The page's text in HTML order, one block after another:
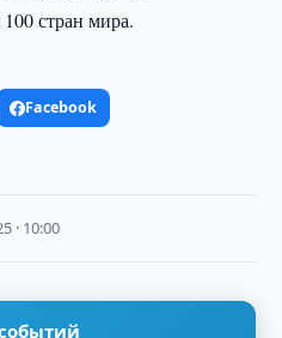
стран мира.
Facebook
· 10:00